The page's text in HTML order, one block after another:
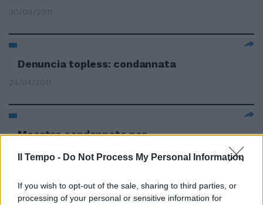
Il Tempo - Do Not Process My Personal Information
If you wish to opt-out of the sale, sharing to third parties, or
processing of your personal or sensitive information for
30/09/2011
Denuncia topless: condannata
24/04/2011
Maestra condannata per
06/06/2010